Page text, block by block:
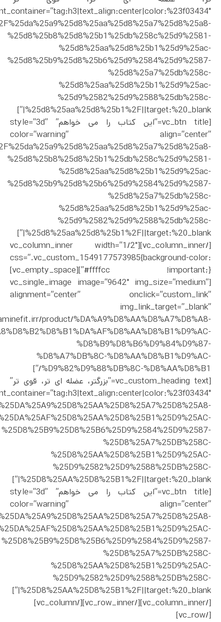
%25d8%25b8%25d8%25b1%25db%258c%25d9%2581-
%25d8%25aa%25d8%25b1%25d9%25ac-
%25d8%25b9%25d8%25b6%25d9%2584%25d9%2587-
%25d8%25a7%25db%258c-
%25d8%25aa%25d8%25b1%25d9%25ac-
%25d9%2582%25d9%2588%25db%258c-
%25d8%25aa%25d8%25b1%2F||target:%20_blank|”]
[vc_btn title=”این کتاب را می خواهم” style=”3d”
color=”warning” align=”center”
%25d8%25b8%25d8%25b1%25db%258c%25d9%2581-
%25d8%25aa%25d8%25b1%25d9%25ac-
%25d8%25b9%25d8%25b6%25d9%2584%25d9%2587-
%25d8%25a7%25db%258c-
%25d8%25aa%25d8%25b1%25d9%25ac-
%25d9%2582%25d9%2588%25db%258c-
%25d8%25aa%25d8%25b1%2F||target:%20_blank|”]
[/vc_column_inner][vc_column_inner width=”1/2″
css=”.vc_custom_1549177573985{background-color:
#ffffcc !important;}”][vc_empty_space]
[vc_single_image image=”9642″ img_size=”medium”
alignment=”center” onclick=”custom_link”
img_link_target=”_blank”
product/%DA%A9%D8%AA%D8%A7%D8%A8-
%D8%B9%D8%B6%D9%84%D9%87-
%D8%A7%DB%8C-%D8%AA%D8%B1%D9%AC-
%D9%82%D9%88%DB%8C-%D8%AA%D8%B1/”]
[vc_custom_heading text=”بزرگتر، عضله ای تر، قوی تر”
%25D8%25B9%25D8%25B6%25D9%2584%25D9%2587-
%25D8%25A7%25DB%258C-
%25D8%25AA%25D8%25B1%25D9%25AC-
%25D9%2582%25D9%2588%25DB%258C-
%25D8%25AA%25D8%25B1%2F||target:%20_blank|”]
[vc_btn title=”این کتاب را می خواهم” style=”3d”
color=”warning” align=”center”
%25D8%25B9%25D8%25B6%25D9%2584%25D9%2587-
%25D8%25A7%25DB%258C-
%25D8%25AA%25D8%25B1%25D9%25AC-
%25D9%2582%25D9%2588%25DB%258C-
%25D8%25AA%25D8%25B1%2F||target:%20_blank|”]
[/vc_column_inner][/vc_row_inner][/vc_column]
[/vc_row]